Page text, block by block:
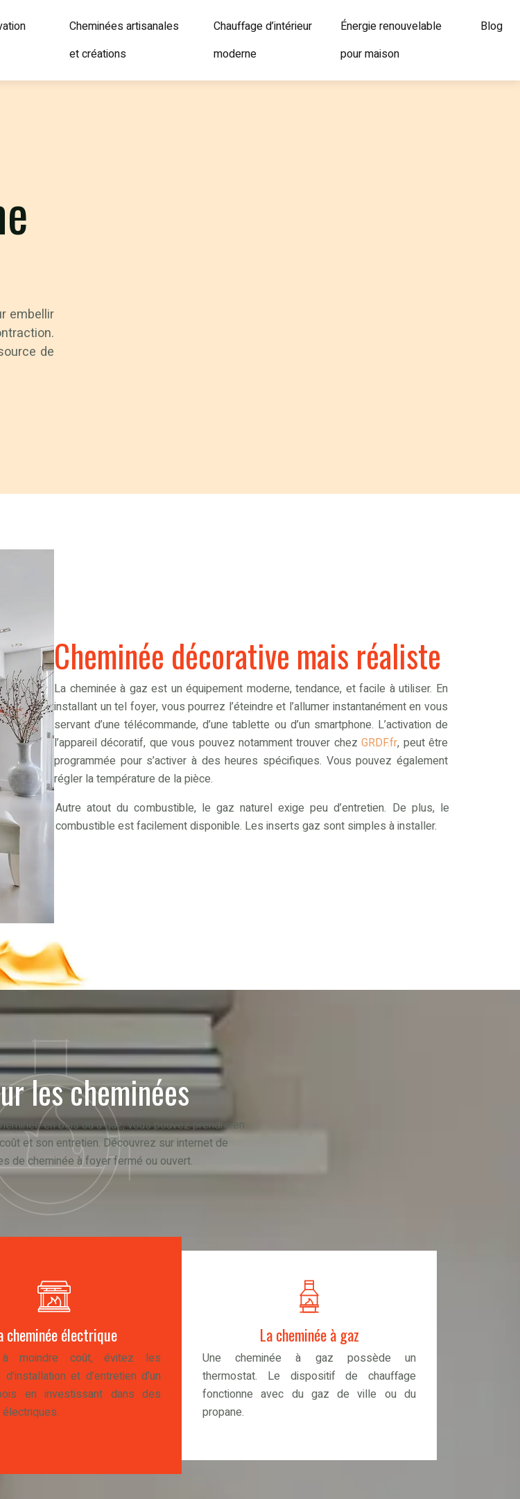
Cheminées artisanales
et créations
Chauffage d’intérieur
moderne
Énergie renouvelable
pour maison
Blog
embellir
de
Cheminée décorative mais réaliste
La cheminée à gaz est un équipement moderne, tendance, et facile à utiliser. En
installant un tel foyer, vous pourrez l’éteindre et l’allumer instantanément en vous
servant d’une télécommande, d’une tablette ou d’un smartphone. L’activation de
l’appareil décoratif, que vous pouvez notamment trouver chezGRDF.fr, peut être
programmée pour s’activer à des heures spécifiques. Vous pouvez également
régler la température de la pièce.
Autre atout du combustible, le gaz naturel exige peu d’entretien. De plus, le
combustible est facilement disponible. Les inserts gaz sont simples à installer.
les cheminées
en bois ou à gaz, vous pouvez prendre en
et son entretien. Découvrez sur internet de
de cheminée à foyer fermé ou ouvert.
cheminée électrique
à moindre coût, évitez les
et d’entretien d’un
en investissant dans des
La cheminée à gaz
Une cheminée à gaz possède un
thermostat. Le dispositif de chauffage
fonctionne avec du gaz de ville ou du
propane.